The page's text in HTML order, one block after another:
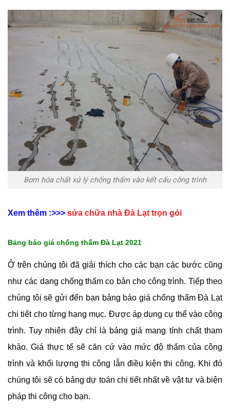
Bơm hóa chất xử lý chống thấm vào kết cấu công trình
Xem thêm :>>> sửa chữa nhà Đà Lạt trọn gói
Bảng báo giá chống thấm Đà Lạt 2021
Ở trên chúng tôi đã giải thích cho các bạn các bước cũng
như các dạng chống thấm co bản cho công trình. Tiếp theo
chúng tôi sẽ gửi đến bạn bảng báo giá chống thấm Đà Lạt
chi tiết cho từng hạng mục. Được áp dụng cụ thể vào công
trình. Tuy nhiên đây chỉ là bảng giá mang tính chất tham
khảo. Giá thực tế sẽ căn cứ vào mức độ thấm của công
trình và khối lượng thi công lẫn điều kiện thi công. Khi đó
chúng tôi sẽ có bảng dự toán chi tiết nhất về vật tư và biện
pháp thi công cho bạn.